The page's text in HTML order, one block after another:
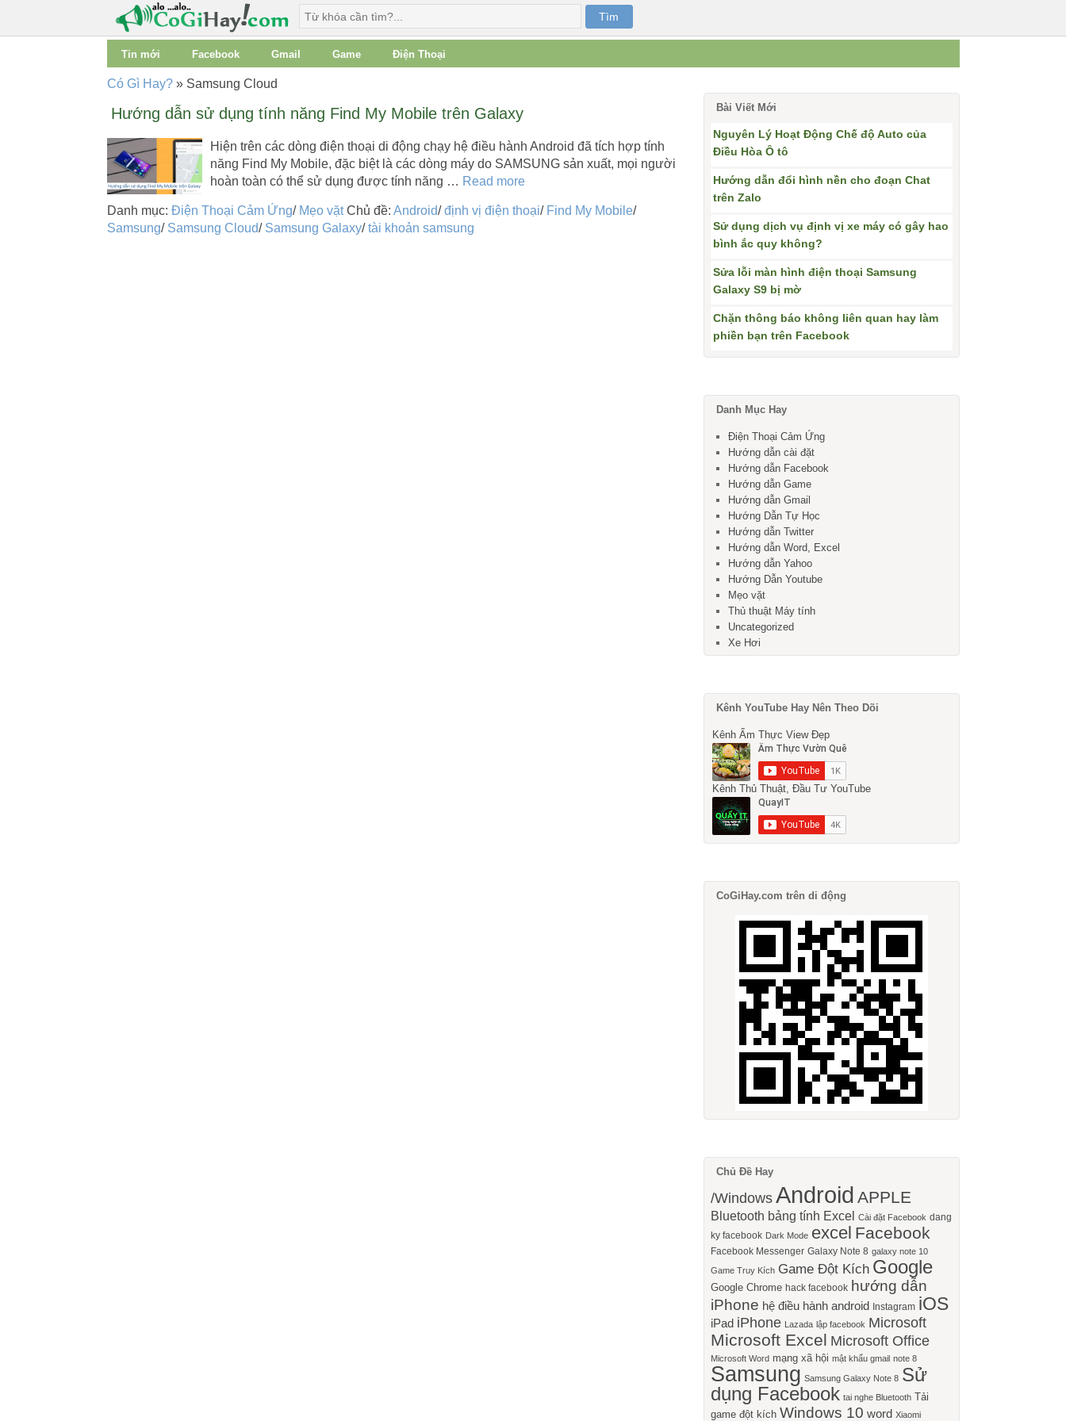
Tin mới Facebook Gmail Game Điện Thoại
Có Gì Hay? »Samsung Cloud
Hướng dẫn sử dụng tính năng Find My Mobile trên Galaxy
Hiện trên các dòng điện thoại di động chạy hệ điều hành Android đã tích hợp tính
năng Find My Mobile, đặc biệt là các dòng máy do SAMSUNG sản xuất, mọi người
hoàn toàn có thể sử dụng được tính năng … Read more
Danh mục: Điện Thoại Cảm Ứng/ Mẹo vặt Chủ đề: Android/định vị điện thoại/ Find My Mobile/
Samsung/ Samsung Cloud/ Samsung Galaxy/tài khoản samsung
Bài Viết Mới
Nguyên Lý Hoạt Động Chế độ Auto của
Điều Hòa Ô tô
Hướng dẫn đổi hình nền cho đoạn Chat
trên Zalo
Sử dụng dịch vụ định vị xe máy có gây hao
bình ắc quy không?
Sửa lỗi màn hình điện thoại Samsung
Galaxy S9 bị mờ
Chặn thông báo không liên quan hay làm
phiền bạn trên Facebook
Danh Mục Hay
Điện Thoại Cảm Ứng
Hướng dẫn cài đặt
Hướng dẫn Facebook
Hướng dẫn Game
Hướng dẫn Gmail
Hướng Dẫn Tự Học
Hướng dẫn Twitter
Hướng dẫn Word, Excel
Hướng dẫn Yahoo
Hướng Dẫn Youtube
Mẹo vặt
Thủ thuật Máy tính
Uncategorized
Xe Hơi
Kênh YouTube Hay Nên Theo Dõi
Kênh Ẩm Thực View Đẹp
Kênh Thủ Thuật, Đầu Tư YouTube
CoGiHay.com trên di động
Chủ Đề Hay
/Windows Android APPLE
Bluetooth bảng tính Excel Cài đặt Facebook dang
ky facebook Dark Mode excel Facebook
Facebook Messenger Galaxy Note 8 galaxy note 10
Game Truy Kích Game Đột Kích Google
Google Chrome hack facebook hướng dẫn
iPhone hệ điều hành android Instagram iOS
iPad iPhone Lazada lập facebook Microsoft
Microsoft Excel Microsoft Office
Microsoft Word mạng xã hội mật khẩu gmail note 8
Samsung Samsung Galaxy Note 8 Sử
dụng Facebook tai nghe Bluetooth Tải
game đột kích Windows 10 word Xiaomi